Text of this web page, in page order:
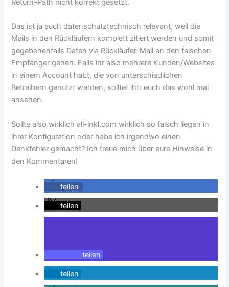
Return-Path nicht korrekt gesetzt.
Das ist ja auch datenschutztechnisch relevant, weil die
Mails in den Rückläufern komplett zitiert werden und somit
gegebenenfalls Daten via Rückläufer-Mail an den falschen
Empfänger gehen. Falls ihr also mehrere Kunden/Websites
in einem Account habt, die von unterschiedlichen
Betreibern genutzt werden, solltet ihtr euch das wohl mal
ansehen.
Sollte also wirklich all-inkl.com wirklich so falsch liegen in
ihrer Konfiguration oder habe ich irgendwo einen
Denkfehler gemacht? Ich freue mich über eure Hinweise in
den Kommentaren!
teilen
teilen
teilen
teilen